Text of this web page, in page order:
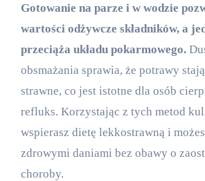
Gotowanie na parze i w wodzie
wartości odżywcze składników, a
przeciąża układu pokarmowego.
obsmażania sprawia, że potrawy
strawne, co jest istotne dla osób
refluks. Korzystając z tych metod
wspierasz dietę lekkostrawną i
zdrowymi daniami bez obawy o
choroby.